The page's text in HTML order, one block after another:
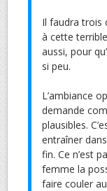
Il faudra trois
à cette
aussi, pour
si peu.
L’ambiance
demande
plausibles.
entraîner
fin. Ce n’est
femme la
faire couler